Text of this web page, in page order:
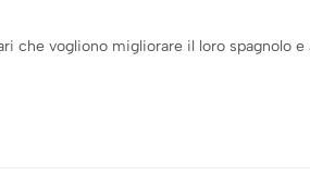
che vogliono migliorare il loro spagnolo